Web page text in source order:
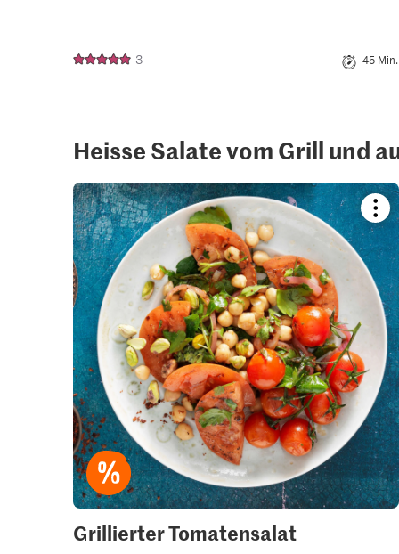
3 45 Min.
Heisse Salate vom Grill und
recipe
add
it
to
your
Grillierter Tomatensalat